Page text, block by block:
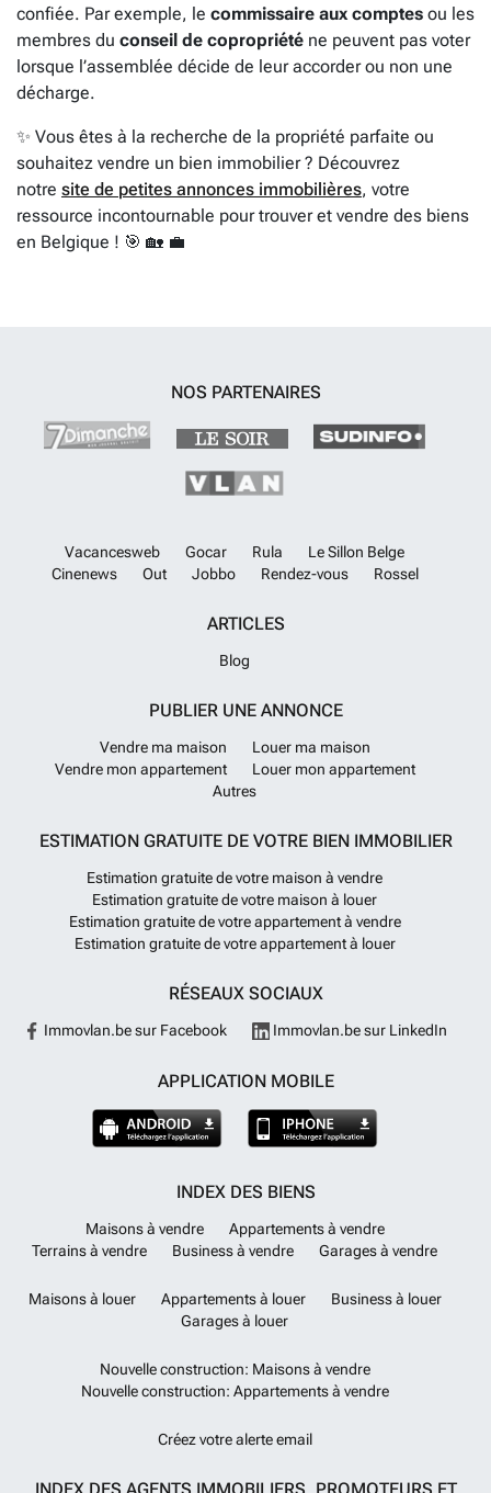
confiée. Par exemple, le commissaire aux comptes ou les
membres du conseil de copropriété ne peuvent pas voter
lorsque l’assemblée décide de leur accorder ou non une
décharge.
✨ Vous êtes à la recherche de la propriété parfaite ou
souhaitez vendre un bien immobilier ? Découvrez
notre site de petites annonces immobilières, votre
ressource incontournable pour trouver et vendre des biens
en Belgique ! 🎯 🏡 💼
NOS PARTENAIRES
Vacancesweb Gocar Rula
Le Sillon Belge
Cinenews
Out Jobbo Rendez-vous Rossel
ARTICLES
Blog
PUBLIER UNE ANNONCE
Vendre ma maison
Louer ma maison
Vendre mon appartement
Louer mon appartement
Autres
ESTIMATION GRATUITE DE VOTRE BIEN IMMOBILIER
Estimation gratuite de votre maison à vendre
Estimation gratuite de votre maison à louer
Estimation gratuite de votre appartement à vendre
Estimation gratuite de votre appartement à louer
RÉSEAUX SOCIAUX
Immovlan.be sur Facebook Immovlan.be sur LinkedIn
APPLICATION MOBILE
INDEX DES BIENS
Maisons à vendre
Appartements à vendre
Terrains à vendre
Business à vendre Garages à vendre
Maisons à louer Appartements à louer
Business à louer
Garages à louer
Nouvelle construction: Maisons à vendre
Nouvelle construction: Appartements à vendre
Créez votre alerte email